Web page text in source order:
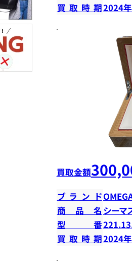
買取時期2024
買取金額
ブランド
商品名 シーマ
型番
買取時期2024